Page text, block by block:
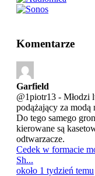
Komentarze
Garfield
@1piotr13 - Młodzi
podążający za modą
Do tego samego
kierowane są
odtwarzacze.
Cedek w formacie
Sh...
około 1 tydzień temu